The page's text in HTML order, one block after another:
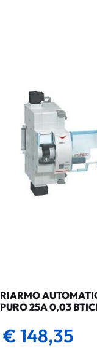
RIARMO
PURO 25A 0,03
€ 148,35